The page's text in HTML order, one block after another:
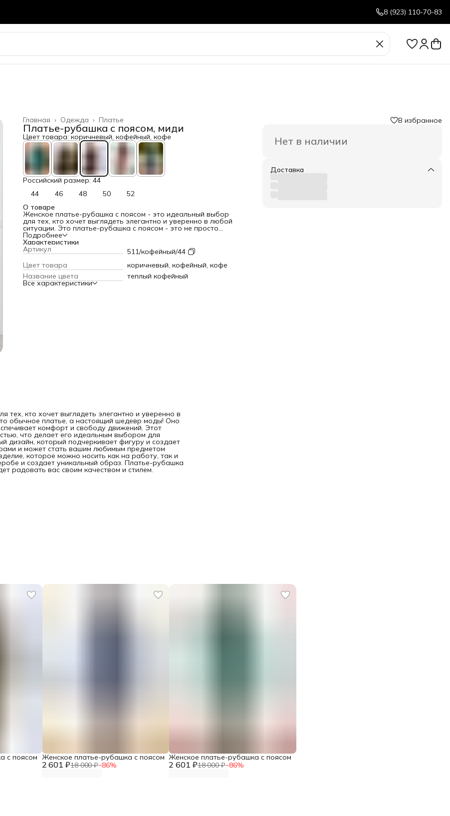
8 (923) 110-70-83
Платье
Одежда ›
Главная ›
Платье-рубашка с поясом, миди
Цвет товара: коричневый, кофейный, кофе
Российский размер: 44
44
46 48 50
52
О товаре
Женское платье-рубашка с поясом - это идеальный выбор
для тех, кто хочет выглядеть элегантно и уверенно в любой
ситуации. Это платье-рубашка с поясом - это не просто
обычное платье, а настоящий шедевр моды! Оно выполнено из
высококачественного материала, который обеспечивает
комфорт и свободу движений. Этот материал также
отличается своей прочностью и долговечностью, что делает
его идеальным выбором для повседневной носки. Платье-
рубашка женское имеет стильный дизайн, который
подчеркивает фигуру и создает эффект объема. Оно отлично
сочетается с любыми аксессуарами и может стать вашим
Подробнее
Характеристики
Артикул
511/кофейный/44
Цвет товара
коричневый, кофейный, кофе
Название цвета
теплый кофейный
Все характеристики
В избранное
Нет в наличии
Доставка
кто хочет выглядеть элегантно и уверенно в
обычное платье, а настоящий шедевр моды! Оно
комфорт и свободу движений. Этот
что делает его идеальным выбором для
дизайн, который подчеркивает фигуру и создает
и может стать вашим любимым предметом
которое можно носить как на работу, так и
и создает уникальный образ. Платье-рубашка
радовать вас своим качеством и стилем.
с поясом
2 601 ₽18 000 ₽−86%
Женское платье-рубашка с поясом
2 601 ₽18 000 ₽−86%
Женское платье-рубашка с поясом